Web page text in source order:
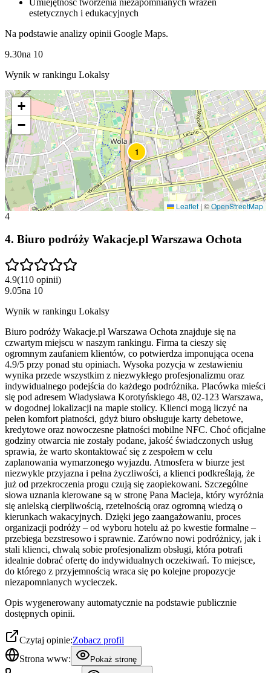
estetycznych i edukacyjnych
Na podstawie analizy opinii Google Maps.
9.30na 10
Wynik w rankingu Lokalsy
1
+
−
Leaflet | ©OpenStreetMap
4
4. Biuro podróży Wakacje.pl Warszawa Ochota
4.9(110 opinii)
9.05na 10
Wynik w rankingu Lokalsy
Biuro podróży Wakacje.pl Warszawa Ochota znajduje się na
czwartym miejscu w naszym rankingu. Firma ta cieszy się
ogromnym zaufaniem klientów, co potwierdza imponująca ocena
4.9/5 przy ponad stu opiniach. Wysoka pozycja w zestawieniu
wynika przede wszystkim z niezwykłego profesjonalizmu oraz
indywidualnego podejścia do każdego podróżnika. Placówka mieści
się pod adresem Władysława Korotyńskiego 48, 02-123 Warszawa,
w dogodnej lokalizacji na mapie stolicy. Klienci mogą liczyć na
pełen komfort płatności, gdyż biuro obsługuje karty debetowe,
kredytowe oraz nowoczesne płatności mobilne NFC. Choć oficjalne
godziny otwarcia nie zostały podane, jakość świadczonych usług
sprawia, że warto skontaktować się z zespołem w celu
zaplanowania wymarzonego wyjazdu. Atmosfera w biurze jest
niezwykle przyjazna i pełna życzliwości, a klienci podkreślają, że
już od przekroczenia progu czują się zaopiekowani. Szczególne
słowa uznania kierowane są w stronę Pana Macieja, który wyróżnia
się anielską cierpliwością, rzetelnością oraz ogromną wiedzą o
kierunkach wakacyjnych. Dzięki jego zaangażowaniu, proces
organizacji podróży – od wyboru hotelu aż po kwestie formalne –
przebiega bezstresowo i sprawnie. Zarówno nowi podróżnicy, jak i
stali klienci, chwalą sobie profesjonalizm obsługi, która potrafi
idealnie dobrać ofertę do indywidualnych oczekiwań. To miejsce,
do którego z przyjemnością wraca się po kolejne propozycje
niezapomnianych wycieczek.
Opis wygenerowany automatycznie na podstawie publicznie
dostępnych opinii.
Czytaj opinie:Zobacz profil
Strona www:
Pokaż stronę